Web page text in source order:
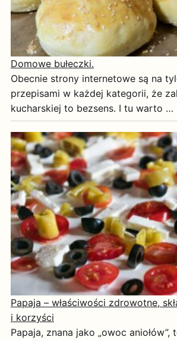
Domowe bułeczki.
Obecnie strony internetowe są na
przepisami w każdej kategorii, że
kucharskiej to bezsens. I tu warto …
Papaja – właściwości zdrowotne,
i korzyści
Papaja, znana jako „owoc aniołów”,